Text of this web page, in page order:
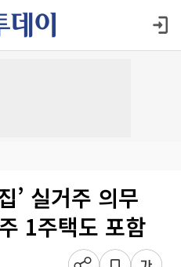
’ 실거주 의무
1주택도 포함